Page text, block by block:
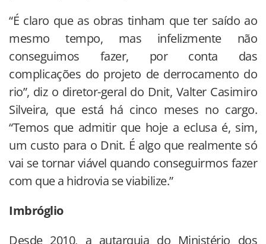
“É claro que as obras tinham que ter saído ao
mesmo tempo, mas infelizmente não
conseguimos fazer, por conta das
complicações do projeto de derrocamento do
rio”, diz o diretor-geral do Dnit, Valter Casimiro
Silveira, que está há cinco meses no cargo.
“Temos que admitir que hoje a eclusa é, sim,
um custo para o Dnit. É algo que realmente só
vai se tornar viável quando conseguirmos fazer
com que a hidrovia se viabilize.”
Imbróglio
Desde 2010, a autarquia do Ministério dos